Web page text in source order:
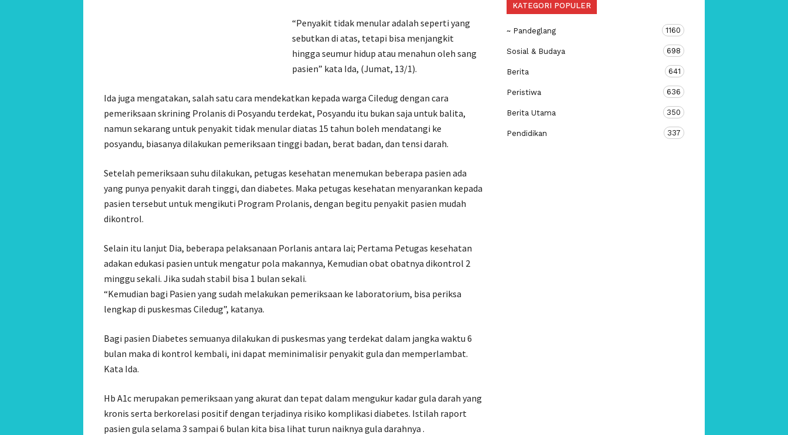
“Penyakit tidak menular adalah seperti yang
sebutkan di atas, tetapi bisa menjangkit
hingga seumur hidup atau menahun oleh sang
pasien” kata Ida, (Jumat, 13/1).
Ida juga mengatakan, salah satu cara mendekatkan kepada warga Ciledug dengan cara
pemeriksaan skrining Prolanis di Posyandu terdekat, Posyandu itu bukan saja untuk balita,
namun sekarang untuk penyakit tidak menular diatas 15 tahun boleh mendatangi ke
posyandu, biasanya dilakukan pemeriksaan tinggi badan, berat badan, dan tensi darah.
Setelah pemeriksaan suhu dilakukan, petugas kesehatan menemukan beberapa pasien ada
yang punya penyakit darah tinggi, dan diabetes. Maka petugas kesehatan menyarankan kepada
pasien tersebut untuk mengikuti Program Prolanis, dengan begitu penyakit pasien mudah
dikontrol.
Selain itu lanjut Dia, beberapa pelaksanaan Porlanis antara lai; Pertama Petugas kesehatan
adakan edukasi pasien untuk mengatur pola makannya, Kemudian obat obatnya dikontrol 2
minggu sekali. Jika sudah stabil bisa 1 bulan sekali.
“Kemudian bagi Pasien yang sudah melakukan pemeriksaan ke laboratorium, bisa periksa
lengkap di puskesmas Ciledug”, katanya.
Bagi pasien Diabetes semuanya dilakukan di puskesmas yang terdekat dalam jangka waktu 6
bulan maka di kontrol kembali, ini dapat meminimalisir penyakit gula dan memperlambat.
Kata Ida.
Hb A1c merupakan pemeriksaan yang akurat dan tepat dalam mengukur kadar gula darah yang
kronis serta berkorelasi positif dengan terjadinya risiko komplikasi diabetes. Istilah raport
pasien gula selama 3 sampai 6 bulan kita bisa lihat turun naiknya gula darahnya .
KATEGORI POPULER
~ Pandeglang 1160
Sosial & Budaya 698
Berita 641
Peristiwa 636
Berita Utama 350
Pendidikan 337